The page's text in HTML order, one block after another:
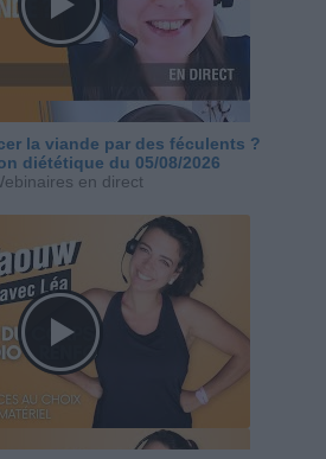
la viande par des féculents ?
diététique du 05/08/2026
en direct